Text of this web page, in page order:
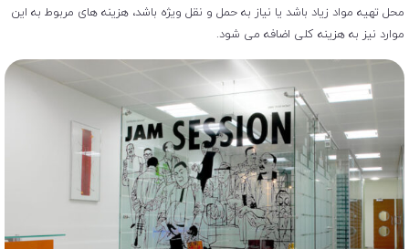
محل تهیه مواد زیاد باشد یا نیاز به حمل و نقل ویژه باشد، هزینه‌ های مربوط به این
موارد نیز به هزینه کلی اضافه می ‌شود.